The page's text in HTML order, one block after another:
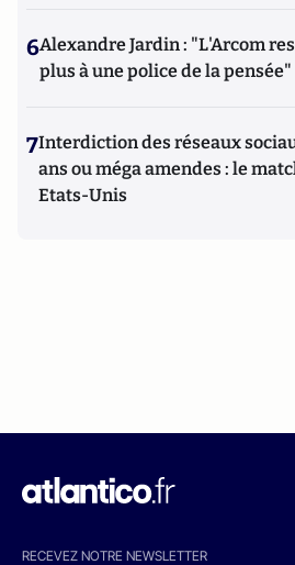
6Alexandre Jardin : "L'Arcom
plus à une police de la pensée"
7Interdiction des réseaux
ans ou méga amendes : le
Etats-Unis
RECEVEZ NOTRE NEWSLETTER